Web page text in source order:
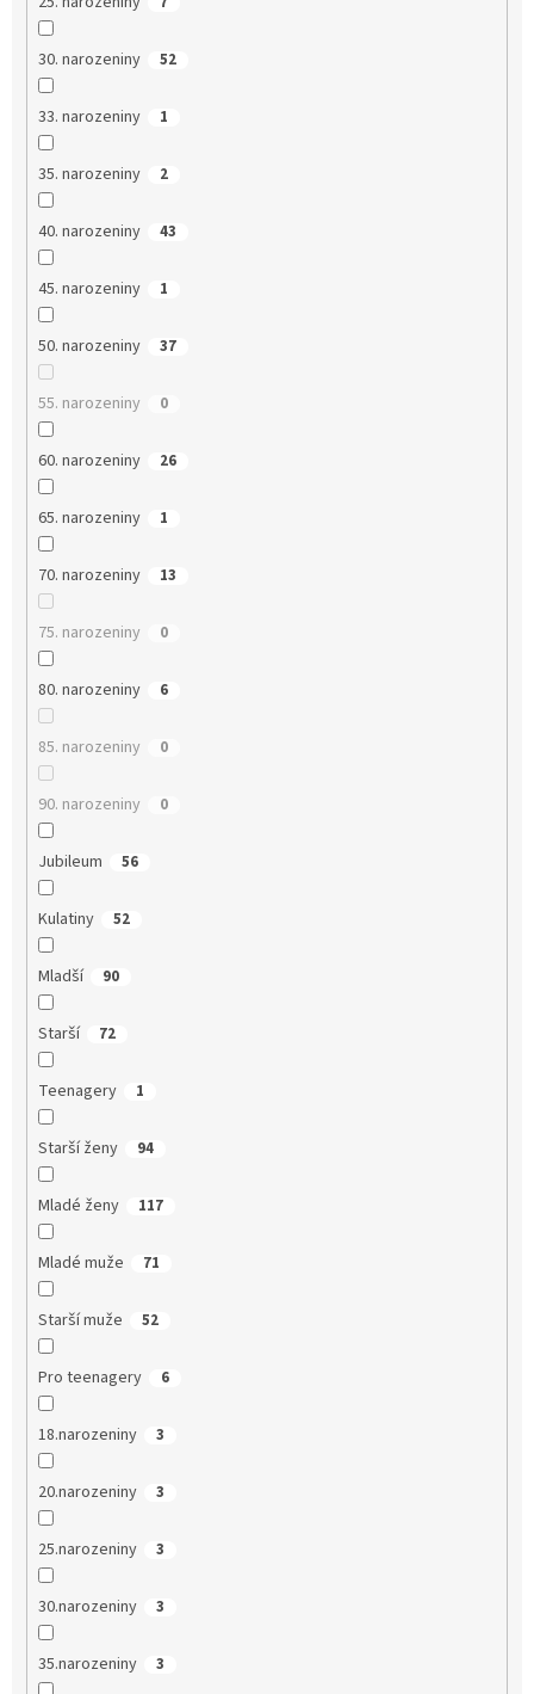
30. narozeniny 52
33. narozeniny 1
35. narozeniny 2
40. narozeniny 43
45. narozeniny 1
50. narozeniny 37
55. narozeniny 0
60. narozeniny 26
65. narozeniny 1
70. narozeniny 13
75. narozeniny 0
80. narozeniny 6
85. narozeniny 0
90. narozeniny 0
Jubileum 56
Kulatiny 52
Mladší 90
Starší 72
Teenagery 1
Starší ženy 94
Mladé ženy 117
Mladé muže 71
Starší muže 52
Pro teenagery 6
18.narozeniny 3
20.narozeniny 3
25.narozeniny 3
30.narozeniny 3
35.narozeniny 3